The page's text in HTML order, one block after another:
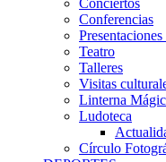
Conciertos
Conferencias
Teatro
Talleres
Visitas
Linterna
Ludoteca
Círculo